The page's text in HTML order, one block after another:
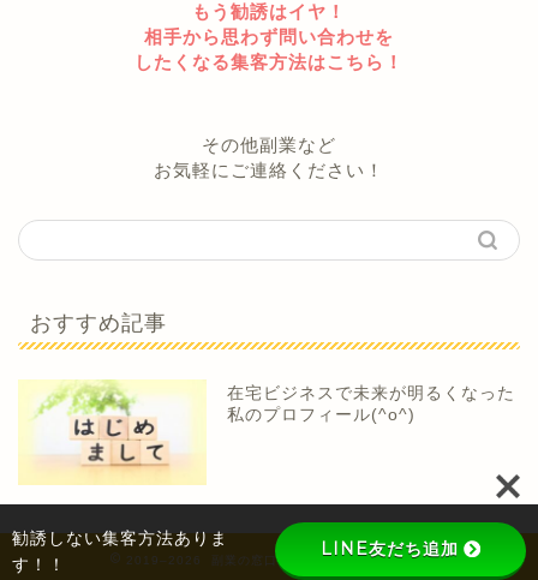
もう勧誘はイヤ！
相手から思わず問い合わせを
したくなる集客方法はこちら！
その他副業など
お気軽にご連絡ください！
おすすめ記事
在宅ビジネスで未来が明るくなった
私のプロフィール(^o^)
2019–2026 副業の窓口 〜ひまわりの激辛考察〜
勧誘しない集客方法ありま
す！！
LINE友だち追加